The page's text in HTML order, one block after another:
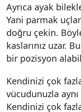
Ayrıca ayak
Yani parmak
doğru çekin.
kaslarınız uzar.
bir pozisyon
Kendinizi çok
vücudunuzla
Kendinizi çok